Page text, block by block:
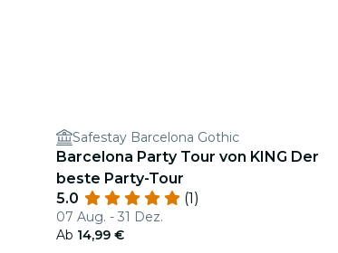
Safestay Barcelona Gothic
Barcelona Party Tour von KING Der
beste Party-Tour
5.0
(1)
07 Aug. - 31 Dez.
Ab 14,99 €